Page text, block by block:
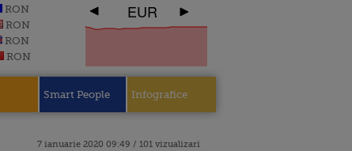
RON
RON
RON
RON
EUR
Smart People Infografice
7 ianuarie 2020 09:49 / 101 vizualizari